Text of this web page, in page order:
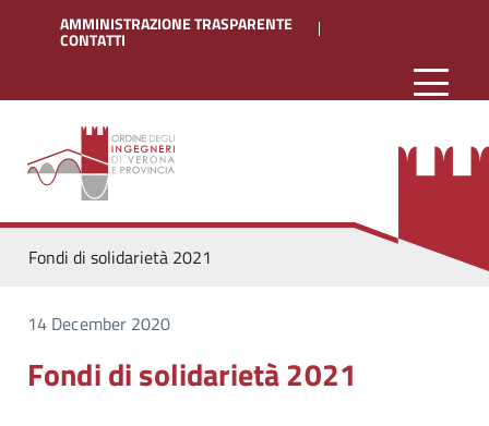
AMMINISTRAZIONE TRASPARENTE
CONTATTI
Fondi di solidarietà 2021
14 December 2020
Fondi di solidarietà 2021